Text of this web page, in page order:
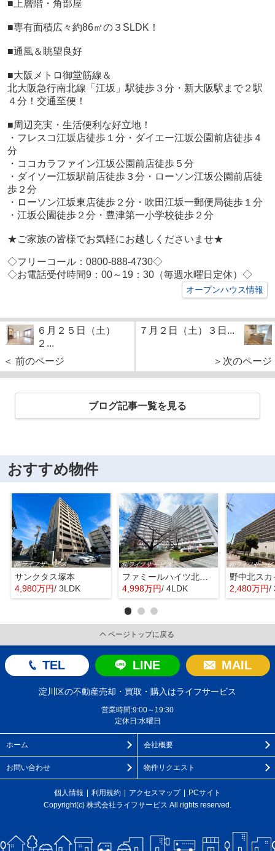
■上層階・角部屋
■専有面積広々約86㎡の３SLDK！
■通風＆眺望良好
■大阪メトロ御堂筋線＆
北大阪急行南北線「江坂」駅徒歩３分 ・新大阪駅まで２駅
４分！交通至便！
■周辺充実・生活便利な好立地！
・フレスコ江坂店徒歩１分 ・ダイエー江坂公園前店徒歩４
分
・ココカラファイン江坂公園前店徒歩５分
・ダイソー江坂駅前店徒歩３分 ・ローソン江坂公園前店徒
歩２分
・ローソン江坂東店徒歩２分 ・吹田江坂一郵便局徒歩１分
・江坂公園徒歩２分 ・豊津第一小学校徒歩２分
★ご家族の皆様でお気軽にお越しくださいませ★
◇フリーコール：0800-888-4730◇
◇お電話受付時間9：00～19：30（毎週水曜日定休）◇
オープンハウス情報
６月２５日（土）
２...
＜ 前のページ
７月２日（土）３日...
＞次のページ
ブログ記事一覧を見る
おすすめ物件
サンクタス塚本
4,980万円/ 3LDK
ファミールハイツ北大阪４号棟
4,998万円/ 4LDK
野中北スカ
2,480万円/
ページトップに戻る
TEL LINE MAIL
淀川区の不動産売却・買取・購入はライフサービス
営業時間:9:00～19:30
定休日:水曜日
ホーム 会社概要
お問い合わせ 物件リクエスト
個人情報 利用規約 アクセスマップ
PCサイト
Copyright(c) 株式会社ライフサービス All rights reserved.